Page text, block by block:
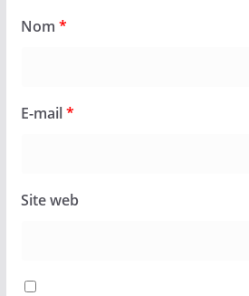
Nom *
E-mail*
Site web